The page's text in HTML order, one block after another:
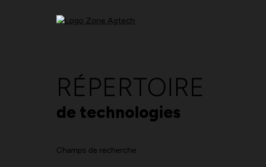
RÉPERTOIRE
de technologies
Champs de recherche